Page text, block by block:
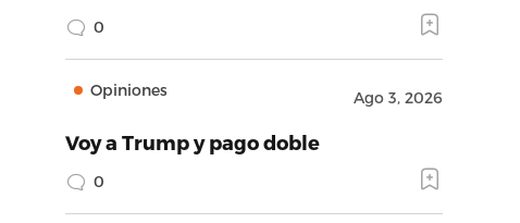
0
Opiniones Ago 3, 2026
Voy a Trump y pago doble
0